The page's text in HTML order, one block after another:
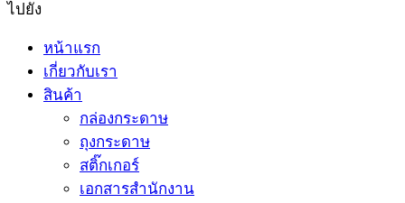
ไปยัง
หน้าแรก
เกี่ยวกับเรา
สินค้า
กล่องกระดาษ
ถุงกระดาษ
สติ๊กเกอร์
เอกสารสำนักงาน